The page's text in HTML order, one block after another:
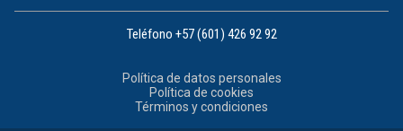
Teléfono +57 (601) 426 92 92
Política de datos personales
Política de cookies
Términos y condiciones